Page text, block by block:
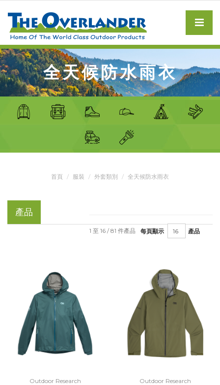
全天候防水雨衣
首頁 服裝 外套類別 全天候防水雨衣
產品
每頁顯示 產品
1 至 16 / 81 件產品
Outdoor Research Outdoor Research